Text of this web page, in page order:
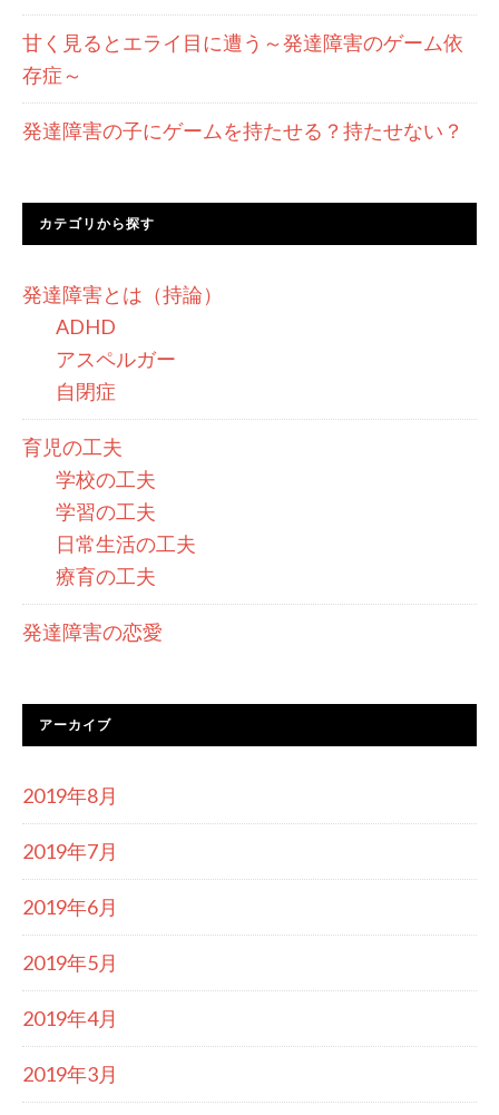
甘く見るとエライ目に遭う～発達障害のゲーム依
存症～
発達障害の子にゲームを持たせる？持たせない？
カテゴリから探す
発達障害とは（持論）
ADHD
アスペルガー
自閉症
育児の工夫
学校の工夫
学習の工夫
日常生活の工夫
療育の工夫
発達障害の恋愛
アーカイブ
2019年8月
2019年7月
2019年6月
2019年5月
2019年4月
2019年3月